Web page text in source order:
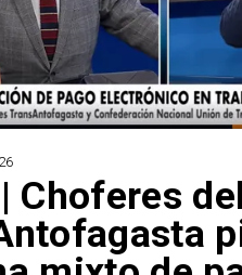
Choferes del